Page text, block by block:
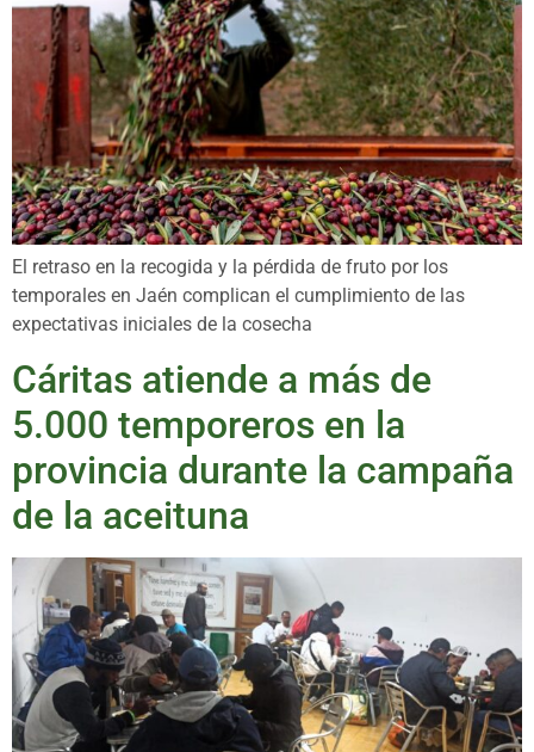
El retraso en la recogida y la pérdida de fruto por los
temporales en Jaén complican el cumplimiento de las
expectativas iniciales de la cosecha
Cáritas atiende a más de
5.000 temporeros en la
provincia durante la campaña
de la aceituna